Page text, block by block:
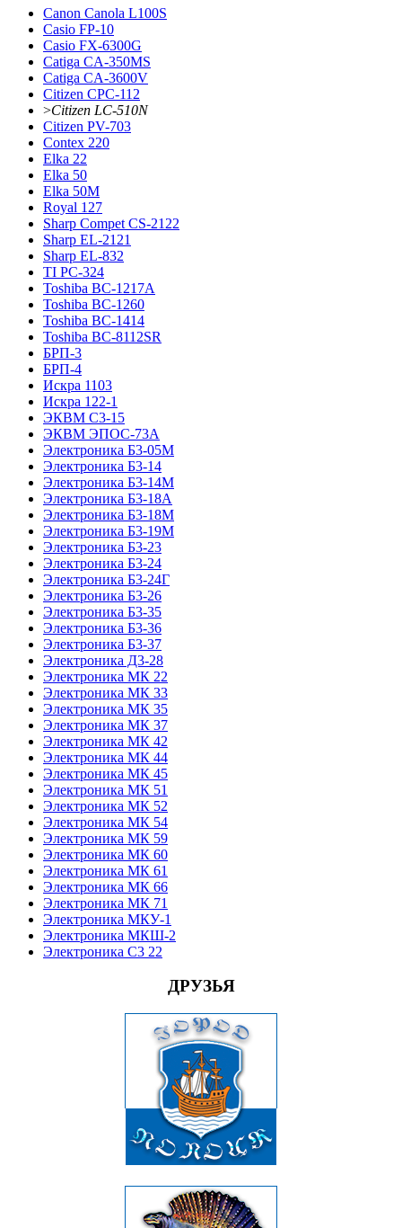
Canon Canola L100S
Casio FP-10
Casio FX-6300G
Catiga CA-350MS
Catiga CA-3600V
Citizen CPC-112
>Citizen LC-510N
Citizen PV-703
Contex 220
Elka 22
Elka 50
Elka 50M
Royal 127
Sharp Compet CS-2122
Sharp EL-2121
Sharp EL-832
TI PC-324
Toshiba BC-1217A
Toshiba BC-1260
Toshiba BC-1414
Toshiba BC-8112SR
БРП-3
БРП-4
Искра 1103
Искра 122-1
ЭКВМ С3-15
ЭКВМ ЭПОС-73А
Электроника Б3-05М
Электроника Б3-14
Электроника Б3-14М
Электроника Б3-18А
Электроника Б3-18М
Электроника Б3-19М
Электроника Б3-23
Электроника Б3-24
Электроника Б3-24Г
Электроника Б3-26
Электроника Б3-35
Электроника Б3-36
Электроника Б3-37
Электроника Д3-28
Электроника МК 22
Электроника МК 33
Электроника МК 35
Электроника МК 37
Электроника МК 42
Электроника МК 44
Электроника МК 45
Электроника МК 51
Электроника МК 52
Электроника МК 54
Электроника МК 59
Электроника МК 60
Электроника МК 61
Электроника МК 66
Электроника МК 71
Электроника МКУ-1
Электроника МКШ-2
Электроника С3 22
ДРУЗЬЯ